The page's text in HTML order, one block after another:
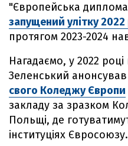
"Європейська
запущений улітку
протягом 2023-2024
Нагадаємо, у 2022
Зеленський
свого Коледжу Європи
закладу за зразком
Польщі, де
інституціях Євросоюзу.